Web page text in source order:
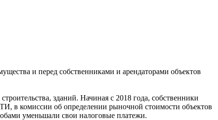
и перед собственниками и арендаторами объектов
зданий. Начиная с 2018 года, собственники
в комиссии об определении рыночной стоимости объектов
уменьшали свои налоговые платежи.